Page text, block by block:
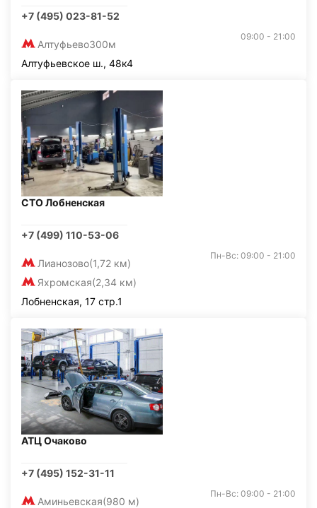
+7 (495) 023-81-52
Алтуфьево300м
09:00 - 21:00
Алтуфьевское ш., 48к4
СТО Лобненская
+7 (499) 110-53-06
Лианозово(1,72 км)
Яхромская(2,34 км)
Пн-Вс: 09:00 - 21:00
Лобненская, 17 стр.1
АТЦ Очаково
+7 (495) 152-31-11
Аминьевская(980 м)
Пн-Вс: 09:00 - 21:00